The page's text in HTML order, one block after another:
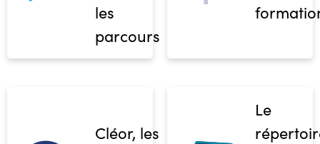
les
parcours
Cléor, les
Le